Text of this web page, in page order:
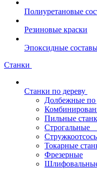
Полиуретановые
Резиновые краски
Эпоксидные
Станки
Станки по дереву
Долбежные по
Пильные
Строгальные
Токарные
Фрезерные